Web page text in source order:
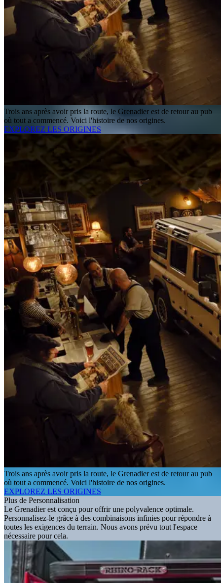
Trois ans après avoir pris la route, le Grenadier est de retour au pub
où tout a commencé. Voici l'histoire de nos origines.
EXPLOREZ LES ORIGINES
Trois ans après avoir pris la route, le Grenadier est de retour au pub
où tout a commencé. Voici l'histoire de nos origines.
EXPLOREZ LES ORIGINES
Plus de Personnalisation
Le Grenadier est conçu pour offrir une polyvalence optimale.
Personnalisez-le grâce à des combinaisons infinies pour répondre à
toutes les exigences du terrain. Nous avons prévu tout l'espace
nécessaire pour cela.